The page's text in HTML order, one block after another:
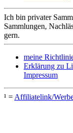
Ich bin privater
Sammlungen,
gern.
meine
Erklärung zu
Impressum
¹ = Affiliatelink/